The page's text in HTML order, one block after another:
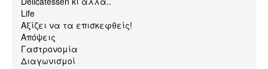
Life
Αξίζει να τα επισκεφθείς!
Απόψεις
Γαστρονομία
Διαγωνισμοί